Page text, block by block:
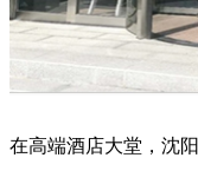
在高端酒店大堂，沈阳